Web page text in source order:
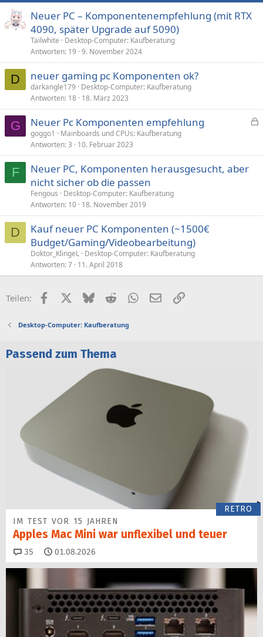
Neuer PC – Komponentenempfehlung (mit RTX
4090, später Upgrade auf 5090)
Tailwhite
Desktop-Computer: Kaufberatung
Antworten 19 9. November 2024
D neuer gaming pc Komponenten ok?
darkangle179
Desktop-Computer: Kaufberatung
Antworten 18 18. März 2023
G
p
Neuer Pc Komponenten empfehlung
goggo1
Mainboards und CPUs: Kaufberatung
Antworten 3 10. Februar 2023
F
Neuer PC, Komponenten herausgesucht, aber
nicht sicher ob die passen
Fengous
Desktop-Computer: Kaufberatung
Antworten 10 18. November 2019
D
Kauf neuer PC Komponenten (~1500€
Budget/Gaming/Videobearbeitung)
Doktor_KlingeL Desktop-Computer: Kaufberatung
Antworten 7 11. April 2018
Teilen: FacebookX (Twitter)
BlueskyRedditWhatsApp
E-MailLink
Desktop-Computer: Kaufberatung
Passend zum Thema
RETRO
IM TEST VOR 15 JAHREN
Apples Mac Mini war unflexibel und teuer
35 Kommentare
01.08.2026